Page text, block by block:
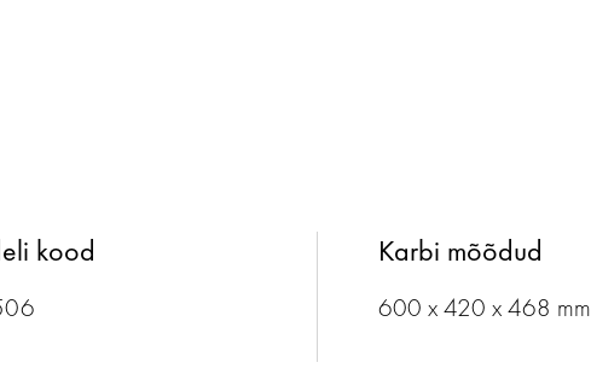
kood Karbi mõõdud
600 x 420 x 468 mm